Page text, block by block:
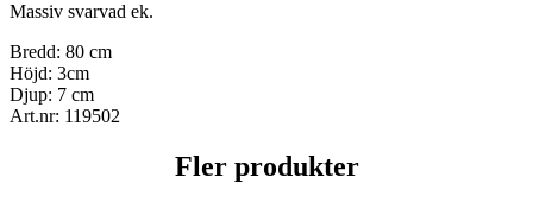
Massiv svarvad ek.
Bredd: 80 cm
Höjd: 3cm
Djup: 7 cm
Art.nr: 119502
Fler produkter